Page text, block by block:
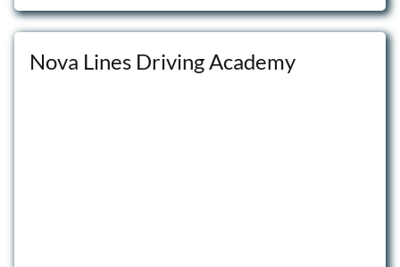
Entrenamiento EVOC
emergencia
Nova Lines Driving Academy